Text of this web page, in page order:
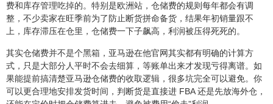
费和库存管理吃掉的。特别是欧洲站，仓储费的规则每年都会有调
整，不少卖家在旺季前为了防止断货拼命备货，结果年初销量跟不
上，库存滞压在仓里，仓储费一下子飙高，利润被压得死死的。
其实仓储费并不是个黑箱，亚马逊在他官网其实都有明确的计算方
式，只是大部分人平时不会去细算，等账单出来才发现亏得离谱。如
果能提前搞清楚亚马逊仓储费的收取逻辑，很多坑完全可以避免。你
可以更合理地安排发货时间，判断货是直接进 FBA 还是先放海外仓，